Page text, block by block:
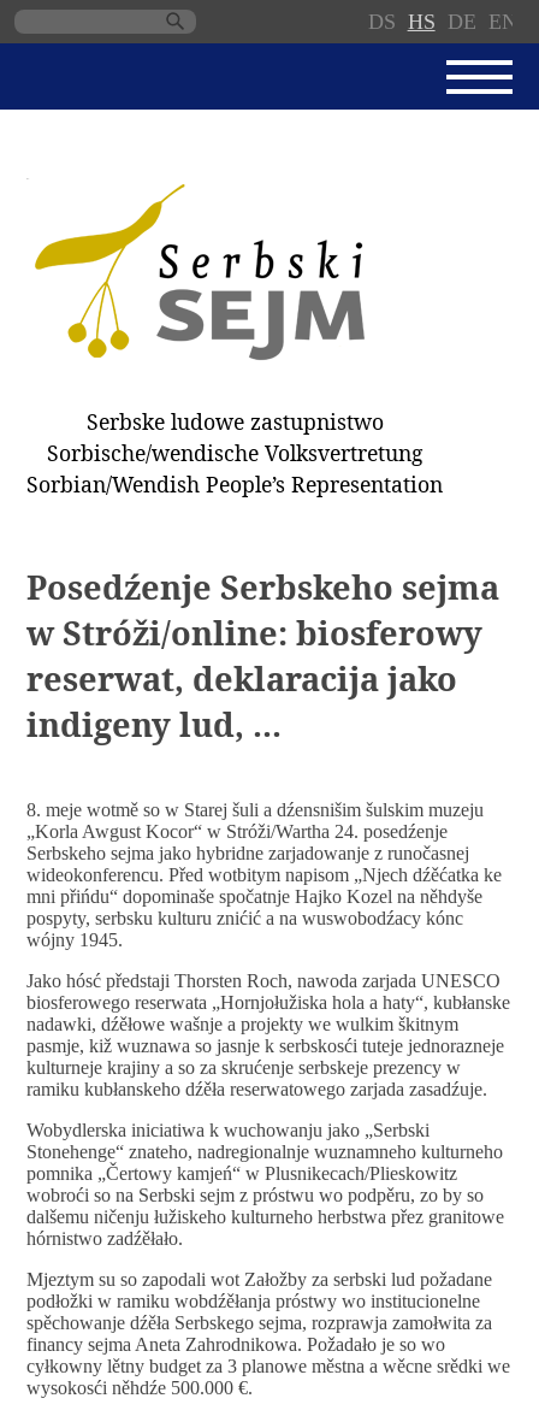
DS HS DE EN
SERBSKI SEJM
JEDNANSKI PORJAD
PROTOKOLE / WOBZAMKNJENJA
DARY
ZAPÓSŁANCY
WUBĚRKI
Serbske ludowe zastupnistwo
Sorbische/wendische Volksvertretung
Sorbian/Wendish People’s Representation
Posedźenje Serbskeho sejma
w Stróži/online: biosferowy
reserwat, deklaracija jako
indigeny lud, ...
8. meje wotmě so w Starej šuli a dźensnišim šulskim muzeju
„Korla Awgust Kocor“ w Stróži/Wartha 24. posedźenje
Serbskeho sejma jako hybridne zarjadowanje z runočasnej
wideokonferencu. Před wotbitym napisom „Njech dźěćatka ke
mni přińdu“ dopominaše spočatnje Hajko Kozel na něhdyše
pospyty, serbsku kulturu znićić a na wuswobodźacy kónc
wójny 1945.
Jako hósć předstaji Thorsten Roch, nawoda zarjada UNESCO
biosferowego reserwata „Hornjołužiska hola a haty“, kubłanske
nadawki, dźěłowe wašnje a projekty we wulkim škitnym
pasmje, kiž wuznawa so jasnje k serbskosći tuteje jednorazneje
kulturneje krajiny a so za skrućenje serbskeje prezency w
ramiku kubłanskeho dźěła reserwatowego zarjada zasadźuje.
Wobydlerska iniciatiwa k wuchowanju jako „Serbski
Stonehenge“ znateho, nadregionalnje wuznamneho kulturneho
pomnika „Čertowy kamjeń“ w Plusnikecach/Plieskowitz
wobroći so na Serbski sejm z próstwu wo podpěru, zo by so
dalšemu ničenju łužiskeho kulturneho herbstwa přez granitowe
hórnistwo zadźěłało.
Mjeztym su so zapodali wot Załožby za serbski lud požadane
podłožki w ramiku wobdźěłanja próstwy wo institucionelne
spěchowanje dźěła Serbskego sejma, rozprawja zamołwita za
financy sejma Aneta Zahrodnikowa. Požadało je so wo
cyłkowny lětny budget za 3 planowe městna a wěcne srědki we
wysokosći něhdźe 500.000 €.